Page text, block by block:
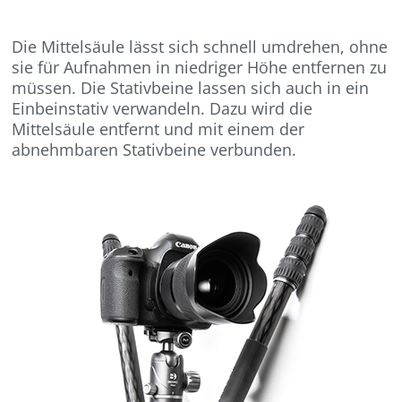
Die Mittelsäule lässt sich schnell umdrehen, ohne
sie für Aufnahmen in niedriger Höhe entfernen zu
müssen. Die Stativbeine lassen sich auch in ein
Einbeinstativ verwandeln. Dazu wird die
Mittelsäule entfernt und mit einem der
abnehmbaren Stativbeine verbunden.